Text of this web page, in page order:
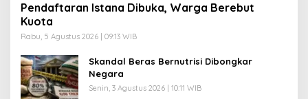
Pendaftaran Istana Dibuka, Warga Berebut
Kuota
Rabu, 5 Agustus 2026 | 09:13 WIB
Skandal Beras Bernutrisi Dibongkar
Negara
Senin, 3 Agustus 2026 | 10:11 WIB